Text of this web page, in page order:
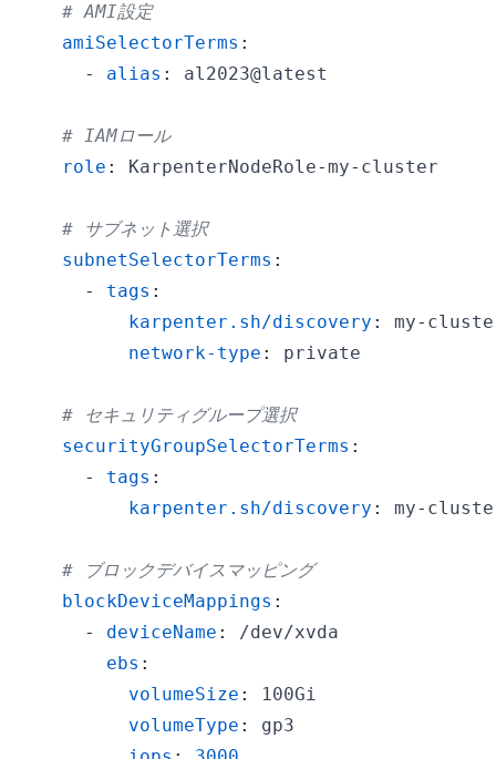
# AMI設定
amiSelectorTerms :
-
alias :
# IAMロール
role : KarpenterNodeRole-my-
# サブネット選択
subnetSelectorTerms :
-
tags :
karpenter.sh/discovery : my-
network-type :
# セキュリティグループ選択
securityGroupSelectorTerms :
-
tags :
karpenter.sh/discovery : my-
# ブロックデバイスマッピング
blockDeviceMappings :
-
deviceName :
ebs :
volumeSize :
volumeType :